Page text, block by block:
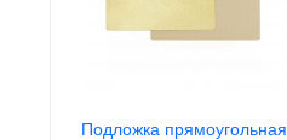
Подложка прямоугольная